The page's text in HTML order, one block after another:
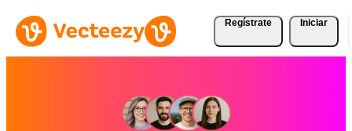
Regístrate Iniciar